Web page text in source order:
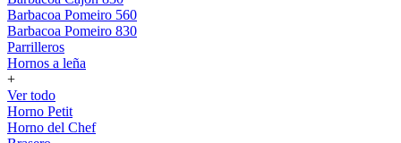
Barbacoa Pomeiro 560
Barbacoa Pomeiro 830
Parrilleros
Hornos a leña
+
Ver todo
Horno Petit
Horno del Chef